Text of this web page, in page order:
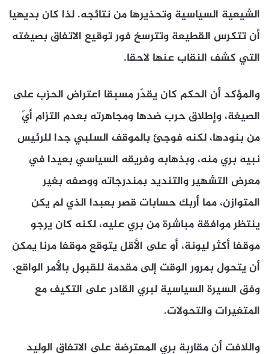
الشيعية السياسية وتحذيرها من نتائجه. لذا كان بديهيا
أن تتكرس القطيعة وتترسخ فور توقيع الاتفاق بصيغته
التي كشف النقاب عنها لاحقا.
والمؤكد أن الحكم كان يقدّر مسبقا اعتراض الحزب على
الصيغة، وإطلاق حرب ضدها ومجاهرته بعدم التزام أيّ
من بنودها، لكنه فوجئ بالموقف السلبي جدا للرئيس
نبيه بري منه، وبذهابه وفريقه السياسي بعيدا في
معرض التشهير والتنديد بمندرجاته ووصفه بغير
المتوازن، مما أربك حسابات قصر بعبدا الذي لم يكن
ينتظر موافقة مباشرة من بري عليه، لكنه كان يرجو
موقفا أكثر ليونة، أو على الأقل يتوقع موقفا مرنا يمكن
أن يتحول بمرور الوقت إلى مقدمة للقبول بالأمر الواقع،
وفق السيرة السياسية لبري القادر على التكيف مع
المتغيرات والتحولات.
واللافت أن مقاربة بري المعترضة على الاتفاق الوليد